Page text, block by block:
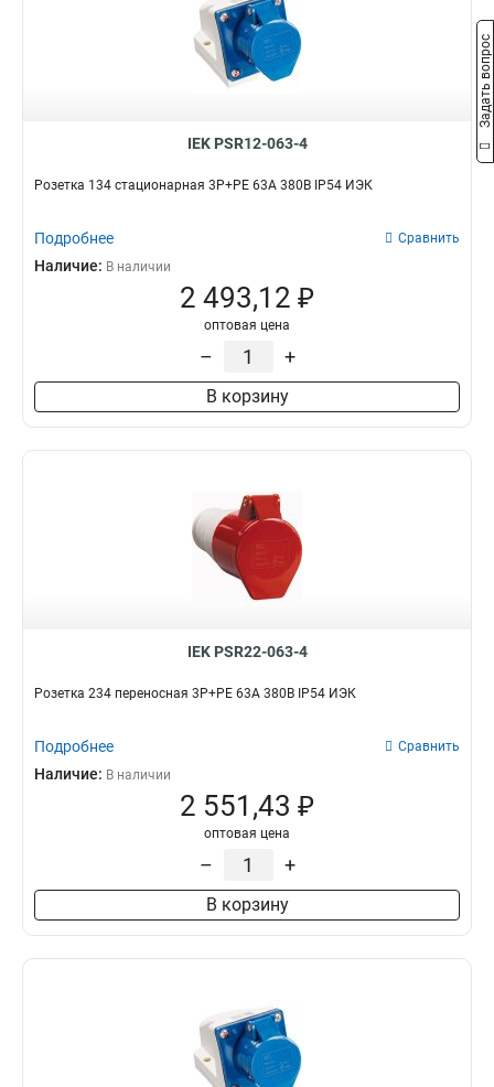
РБ33-1-0м
ВБп3-1-0м
РБп14-1-0м
IEK PSR12-063-4
Розетка 134 стационарная 3Р+РЕ 63А 380В IP54 ИЭК
Подробнее Сравнить
Наличие: В наличии
2 493,12 ₽
оптовая цена
– +
В корзину
IEK PSR22-063-4
Розетка 234 переносная 3Р+РЕ 63А 380В IP54 ИЭК
Подробнее Сравнить
Наличие: В наличии
2 551,43 ₽
оптовая цена
– +
В корзину
Задать вопрос